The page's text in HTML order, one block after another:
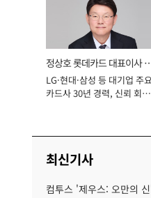
정상호 롯데카드 대표이사
장
LG·현대·삼성 등 대기업 주
카드사 30년 경력, 신뢰 회복
최신기사
컴투스 '제우스: 오만의